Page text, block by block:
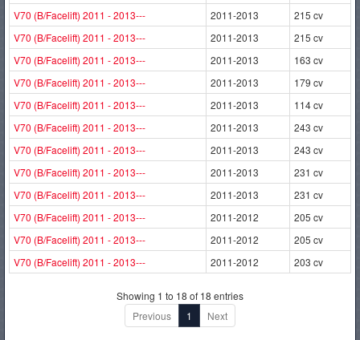
V70 (B/Facelift) 2011 - 2013---
2011-2013
215 cv
V70 (B/Facelift) 2011 - 2013---
2011-2013
215 cv
V70 (B/Facelift) 2011 - 2013---
2011-2013
163 cv
V70 (B/Facelift) 2011 - 2013---
2011-2013
179 cv
V70 (B/Facelift) 2011 - 2013---
2011-2013
114 cv
V70 (B/Facelift) 2011 - 2013---
2011-2013
243 cv
V70 (B/Facelift) 2011 - 2013---
2011-2013
243 cv
V70 (B/Facelift) 2011 - 2013---
2011-2013
231 cv
V70 (B/Facelift) 2011 - 2013---
2011-2013
231 cv
V70 (B/Facelift) 2011 - 2013---
2011-2012
205 cv
V70 (B/Facelift) 2011 - 2013---
2011-2012
205 cv
V70 (B/Facelift) 2011 - 2013---
2011-2012 203 cv
Showing 1 to 18 of 18 entries
Previous
1 Next